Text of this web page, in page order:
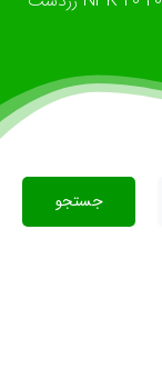
جستجو